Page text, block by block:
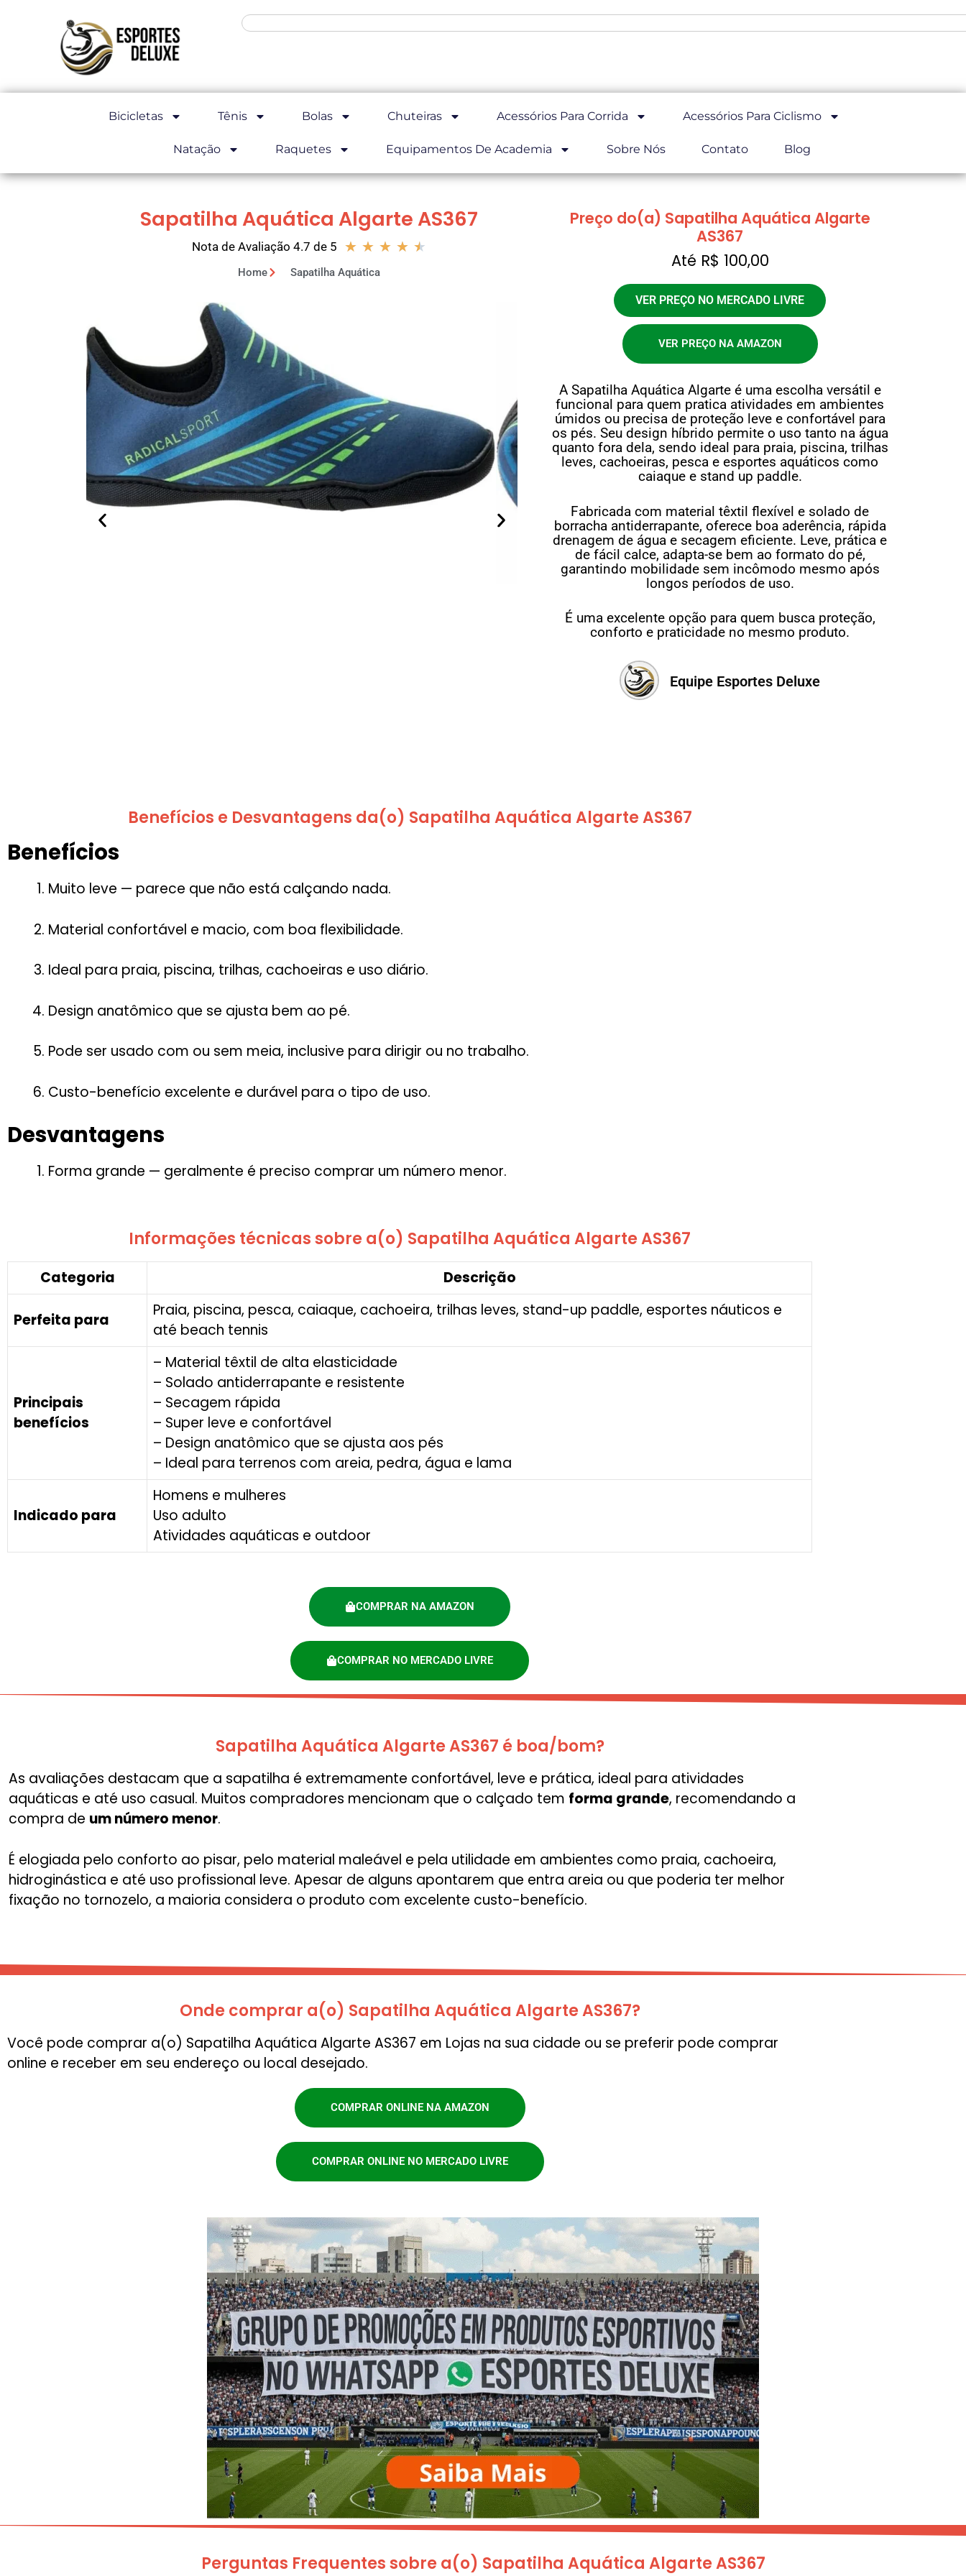
Bicicletas Tênis Bolas Chuteiras Acessórios Para Corrida Acessórios Para Ciclismo
Natação Raquetes Equipamentos De Academia Sobre Nós Contato Blog
Sapatilha Aquática Algarte AS367
Nota de Avaliação 4.7 de 5 ★ ★ ★ ★ ★
Home Sapatilha Aquática
Preço do(a) Sapatilha Aquática Algarte
AS367
Até R$ 100,00
VER PREÇO NO MERCADO LIVRE
VER PREÇO NA AMAZON
A Sapatilha Aquática Algarte é uma escolha versátil e
funcional para quem pratica atividades em ambientes
úmidos ou precisa de proteção leve e confortável para
os pés. Seu design híbrido permite o uso tanto na água
quanto fora dela, sendo ideal para praia, piscina, trilhas
leves, cachoeiras, pesca e esportes aquáticos como
caiaque e stand up paddle.
Fabricada com material têxtil flexível e solado de
borracha antiderrapante, oferece boa aderência, rápida
drenagem de água e secagem eficiente. Leve, prática e
de fácil calce, adapta-se bem ao formato do pé,
garantindo mobilidade sem incômodo mesmo após
longos períodos de uso.
É uma excelente opção para quem busca proteção,
conforto e praticidade no mesmo produto.
Equipe Esportes Deluxe
Benefícios e Desvantagens da(o) Sapatilha Aquática Algarte AS367
Benefícios
Muito leve — parece que não está calçando nada.
Material confortável e macio, com boa flexibilidade.
Ideal para praia, piscina, trilhas, cachoeiras e uso diário.
Design anatômico que se ajusta bem ao pé.
Pode ser usado com ou sem meia, inclusive para dirigir ou no trabalho.
Custo-benefício excelente e durável para o tipo de uso.
Desvantagens
Forma grande — geralmente é preciso comprar um número menor.
Informações técnicas sobre a(o) Sapatilha Aquática Algarte AS367
Categoria Descrição
Perfeita para
Praia, piscina, pesca, caiaque, cachoeira, trilhas leves, stand-up paddle, esportes náuticos e
até beach tennis
Principais
benefícios
– Material têxtil de alta elasticidade
– Solado antiderrapante e resistente
– Secagem rápida
– Super leve e confortável
– Design anatômico que se ajusta aos pés
– Ideal para terrenos com areia, pedra, água e lama
Indicado para
Homens e mulheres
Uso adulto
Atividades aquáticas e outdoor
COMPRAR NA AMAZON
COMPRAR NO MERCADO LIVRE
Sapatilha Aquática Algarte AS367 é boa/bom?
As avaliações destacam que a sapatilha é extremamente confortável, leve e prática, ideal para atividades
aquáticas e até uso casual. Muitos compradores mencionam que o calçado tem forma grande, recomendando a
compra de um número menor.
É elogiada pelo conforto ao pisar, pelo material maleável e pela utilidade em ambientes como praia, cachoeira,
hidroginástica e até uso profissional leve. Apesar de alguns apontarem que entra areia ou que poderia ter melhor
fixação no tornozelo, a maioria considera o produto com excelente custo-benefício.
Onde comprar a(o) Sapatilha Aquática Algarte AS367?
Você pode comprar a(o) Sapatilha Aquática Algarte AS367 em Lojas na sua cidade ou se preferir pode comprar
online e receber em seu endereço ou local desejado.
COMPRAR ONLINE NA AMAZON
COMPRAR ONLINE NO MERCADO LIVRE
Perguntas Frequentes sobre a(o) Sapatilha Aquática Algarte AS367